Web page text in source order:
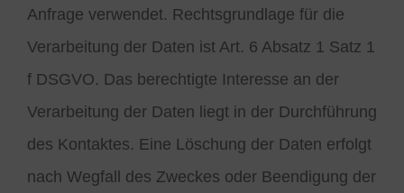
Anfrage verwendet. Rechtsgrundlage für die
Verarbeitung der Daten ist Art. 6 Absatz 1 Satz 1
f DSGVO. Das berechtigte Interesse an der
Verarbeitung der Daten liegt in der Durchführung
des Kontaktes. Eine Löschung der Daten erfolgt
nach Wegfall des Zweckes oder Beendigung der